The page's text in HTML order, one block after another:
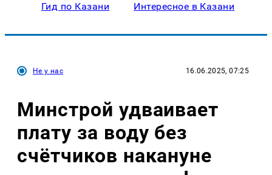
Гид по Казани Интересное в Казани
Не у нас 16.06.2025, 07:25
Минстрой удваивает
плату за воду без
счётчиков накануне